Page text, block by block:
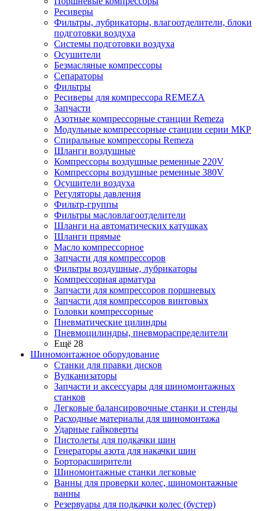
Ресиверы
Фильтры, лубрикаторы, влагоотделители, блоки
подготовки воздуха
Системы подготовки воздуха
Осушители
Безмасляные компрессоры
Сепараторы
Фильтры
Ресиверы для компрессора REMEZA
Запчасти
Азотные компрессорные станции Remeza
Модульные компрессорные станции серии МКР
Спиральные компрессоры Remeza
Шланги воздушные
Компрессоры воздушные ременные 220V
Компрессоры воздушные ременные 380V
Осушители воздуха
Регуляторы давления
Фильтр-группы
Фильтры масловлагоотделители
Шланги на автоматических катушках
Шланги прямые
Масло компрессорное
Запчасти для компрессоров
Фильтры воздушные, лубрикаторы
Компрессорная арматура
Запчасти для компрессоров поршневых
Запчасти для компрессоров винтовых
Головки компрессорные
Пневматические цилиндры
Пневмоцилиндры, пневмораспределители
Ещё 28
Шиномонтажное оборудование
Станки для правки дисков
Вулканизаторы
Запчасти и аксессуары для шиномонтажных
станков
Легковые балансировочные станки и стенды
Расходные материалы для шиномонтажа
Ударные гайковерты
Пистолеты для подкачки шин
Генераторы азота для накачки шин
Борторасширители
Шиномонтажные станки легковые
Ванны для проверки колес, шиномонтажные
ванны
Резервуары для подкачки колес (бустер)